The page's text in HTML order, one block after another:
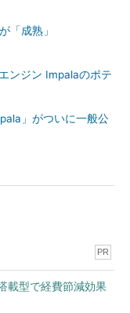
る手法は、既に多数
す。
のよい情報を提供で
の他のメンバーにビ
です。この最初のプ
の予算を獲得しまし
なりに発生するの
りの費用対効果しか
ロジェクトは当然別
ん。しかし、ビッグ
するだけでいいので
「成熟」
ンジン Impalaのポテ
」がついに一般公
PR
載型で経費節減効果